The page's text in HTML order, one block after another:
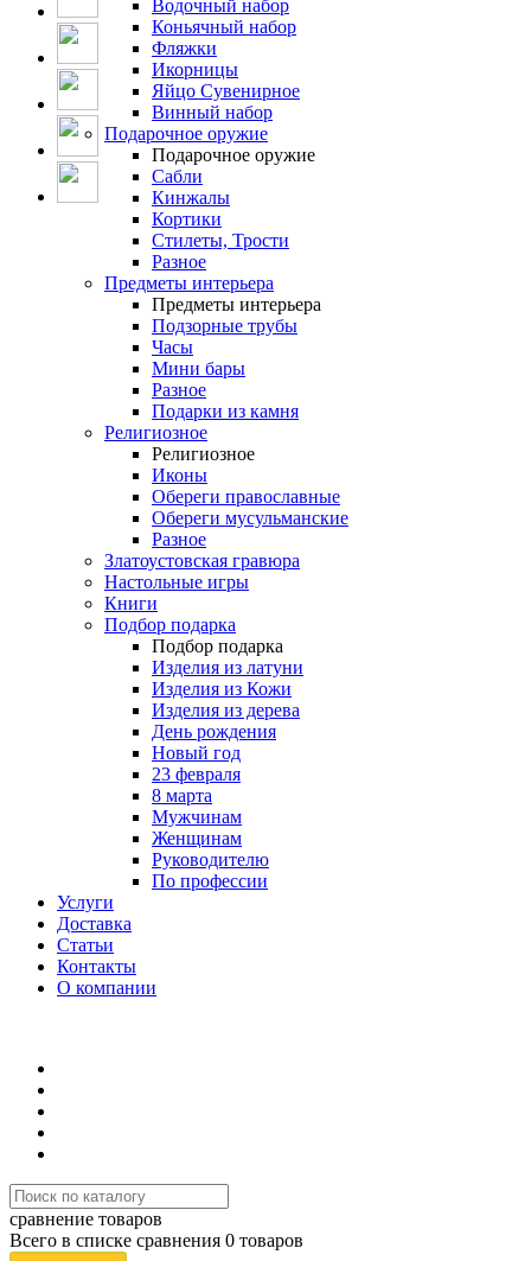
Водочный набор
Коньячный набор
Фляжки
Икорницы
Яйцо Сувенирное
Винный набор
Подарочное оружие
Подарочное оружие
Сабли
Кинжалы
Кортики
Стилеты, Трости
Разное
Предметы интерьера
Предметы интерьера
Подзорные трубы
Часы
Мини бары
Разное
Подарки из камня
Религиозное
Религиозное
Иконы
Обереги православные
Обереги мусульманские
Разное
Златоустовская гравюра
Настольные игры
Книги
Подбор подарка
Подбор подарка
Изделия из латуни
Изделия из Кожи
Изделия из дерева
День рождения
Новый год
23 февраля
8 марта
Мужчинам
Женщинам
Руководителю
По профессии
Услуги
Доставка
Статьи
Контакты
О компании
сравнение товаров
Всего в списке сравнения 0 товаров